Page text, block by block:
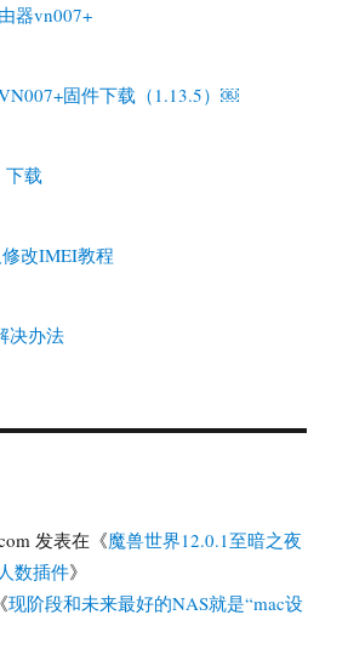
器vn007+
固件下载（1.13.5）￼
下载
改IMEI教程
决办法
发表在《魔兽世界12.0.1至暗之夜
数插件》
现阶段和未来最好的NAS就是“mac设